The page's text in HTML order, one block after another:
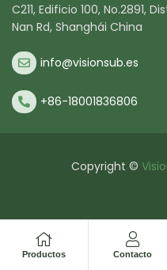
Productos Contacto
C211, Edificio 100, No.2891,
Nan Rd, Shanghái China
info@visionsub.es
+86-18001836806
Copyright ©